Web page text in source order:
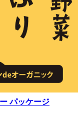
パッケージ